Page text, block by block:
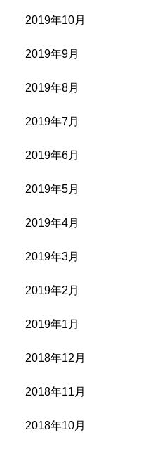
2019年10月
2019年9月
2019年8月
2019年7月
2019年6月
2019年5月
2019年4月
2019年3月
2019年2月
2019年1月
2018年12月
2018年11月
2018年10月